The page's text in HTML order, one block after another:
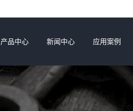
产品中心 新闻中心 应用案例